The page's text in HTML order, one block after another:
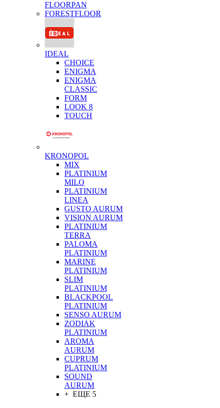
FLOORPAN
FORESTFLOOR
IDEAL
CHOICE
ENIGMA
ENIGMA
CLASSIC
FORM
LOOK 8
TOUCH
KRONOPOL
MIX
PLATINIUM
MILO
PLATINIUM
LINEA
GUSTO AURUM
VISION AURUM
PLATINIUM
TERRA
PALOMA
PLATINIUM
MARINE
PLATINIUM
SLIM
PLATINIUM
BLACKPOOL
PLATINIUM
SENSO AURUM
ZODIAK
PLATINIUM
AROMA
AURUM
CUPRUM
PLATINIUM
SOUND
AURUM
+ ЕЩЕ 5